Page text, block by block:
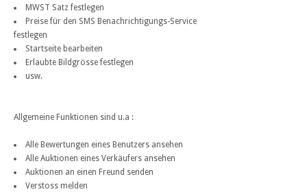
MWST Satz festlegen
Preise für den SMS Benachrichtigungs-Service
festlegen
Startseite bearbeiten
Erlaubte Bildgrösse festlegen
usw.
Allgemeine Funktionen sind u.a :
Alle Bewertungen eines Benutzers ansehen
Alle Auktionen eines Verkäufers ansehen
Auktionen an einen Freund senden
Verstoss melden